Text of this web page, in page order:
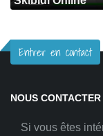
Entrer en contact
NOUS CONTACTER
Si vous êtes